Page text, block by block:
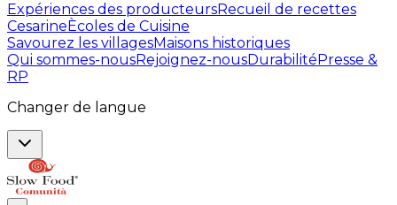
Expériences des producteursRecueil de recettes
CesarineÈcoles de Cuisine
Savourez les villagesMaisons historiques
Qui sommes-nousRejoignez-nousDurabilitéPresse &
RP
Changer de langue